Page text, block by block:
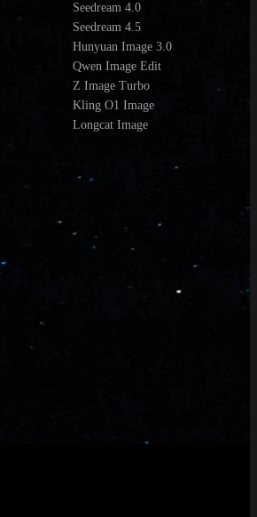
Seedream 4.0
Seedream 4.5
Hunyuan Image 3.0
Qwen Image Edit
Z Image Turbo
Kling O1 Image
Longcat Image